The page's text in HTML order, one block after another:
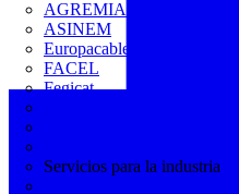
AGREMIA
ASINEM
Europacable
FACEL
Fegicat
Servicios para la industria